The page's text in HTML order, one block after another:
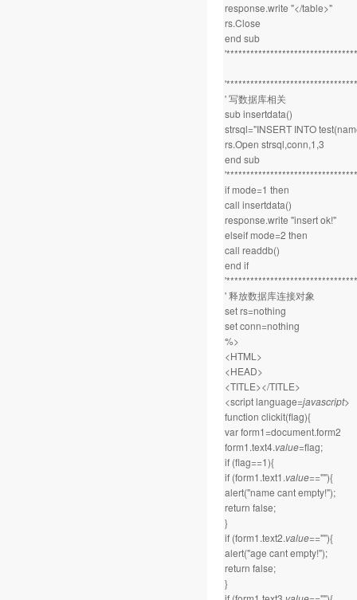
response.write "</table>"
rs.Close
end sub
' 写数据库相关
sub insertdata()
strsql="INSERT INTO
rs.Open strsql,conn,1,3
end sub
if mode=1 then
call insertdata()
response.write "insert ok!"
elseif mode=2 then
call readdb()
end if
' 释放数据库连接对象
set rs=nothing
set conn=nothing
%>
<HTML>
<HEAD>
<TITLE></TITLE>
<script language=javascript>
function clickit(flag){
var form1=document.form2
form1.text4.value=flag;
if (flag==1){
if (form1.text1.value==""){
alert("name cant empty!");
return false;
}
if (form1.text2.value==""){
alert("age cant empty!");
return false;
}